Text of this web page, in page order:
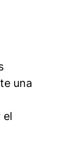
una
el